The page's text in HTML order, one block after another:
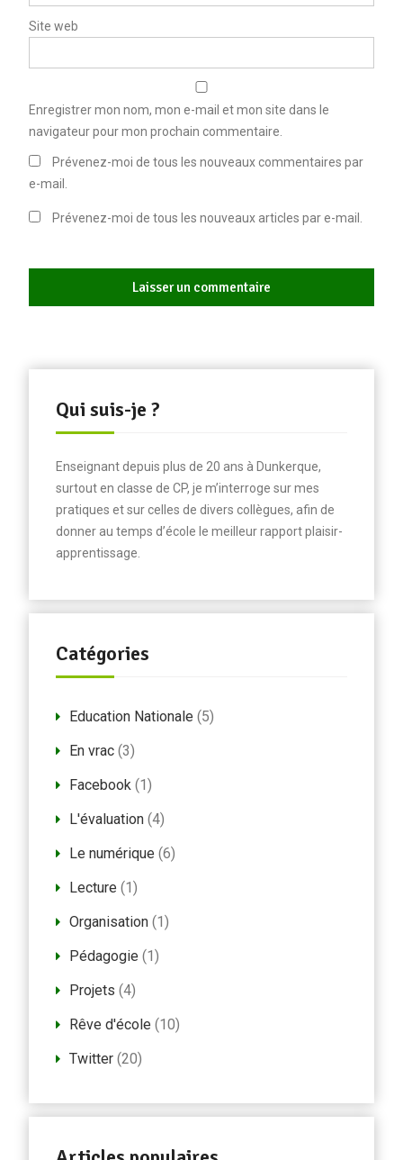
Site web
Enregistrer mon nom, mon e-mail et mon site dans le
navigateur pour mon prochain commentaire.
Prévenez-moi de tous les nouveaux commentaires par
e-mail.
Prévenez-moi de tous les nouveaux articles par e-mail.
Qui suis-je ?
Enseignant depuis plus de 20 ans à Dunkerque,
surtout en classe de CP, je m’interroge sur mes
pratiques et sur celles de divers collègues, afin de
donner au temps d’école le meilleur rapport plaisir-
apprentissage.
Catégories
Education Nationale (5)
En vrac(3)
Facebook(1)
L'évaluation(4)
Le numérique (6)
Lecture (1)
Organisation(1)
Pédagogie (1)
Projets (4)
Rêve d'école (10)
Twitter(20)